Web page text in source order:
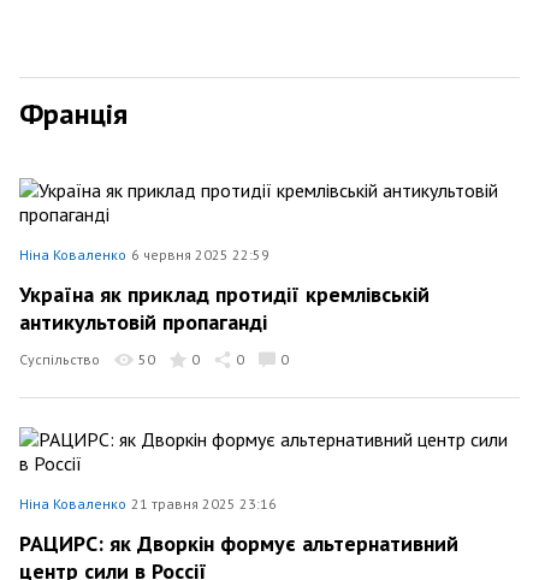
Франція
Ніна Коваленко 6 червня 2025 22:59
Україна як приклад протидії кремлівській
антикультовій пропаганді
Суспільство 50 0 0 0
Ніна Коваленко 21 травня 2025 23:16
РАЦИРС: як Дворкін формує альтернативний
центр сили в Россії